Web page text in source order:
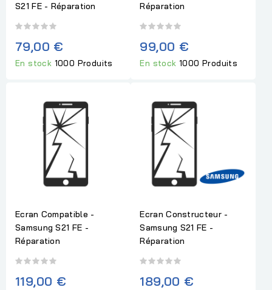
S21 FE - Réparation
79,00 €
En stock 1000 Produits
Réparation
99,00 €
En stock1000 Produits
Ecran Compatible -
Samsung S21 FE -
Réparation
119,00 €
Ecran Constructeur -
Samsung S21 FE -
Réparation
189,00 €